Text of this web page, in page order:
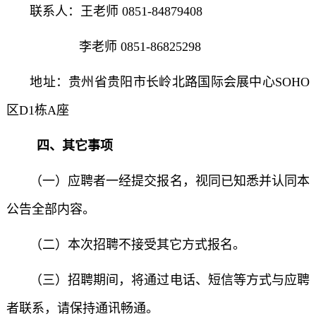
联系人：王老师 0851-84879408
李老师 0851-86825298
地址：贵州省贵阳市长岭北路国际会展中心SOHO
区D1栋A座
四、其它事项
（一）应聘者一经提交报名，视同已知悉并认同本
公告全部内容。
（二）本次招聘不接受其它方式报名。
（三）招聘期间，将通过电话、短信等方式与应聘
者联系，请保持通讯畅通。